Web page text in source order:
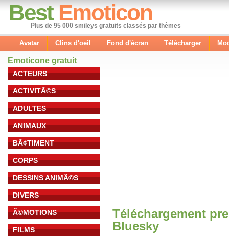
Best Emoticon
Plus de 95 000 smileys gratuits classés par thèmes
Avatar Clins d'oeil Fond d'écran Télécharger
Emoticone gratuit
ACTEURS
ACTIVITÃ©S
ADULTES
ANIMAUX
BÃ¢TIMENT
CORPS
DESSINS ANIMÃ©S
DIVERS
Ã©MOTIONS
FILMS
Téléchargement
Bluesky